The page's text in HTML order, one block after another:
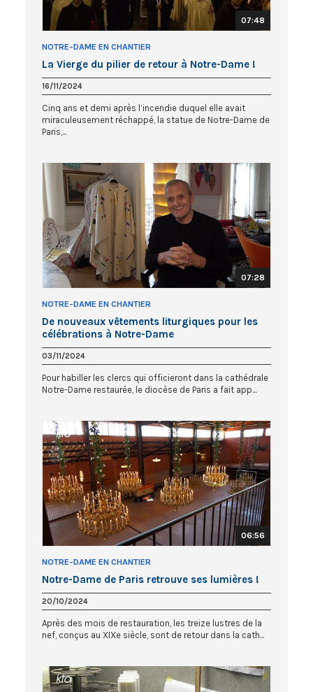
07:48
NOTRE-DAME EN CHANTIER
La Vierge du pilier de retour à Notre-Dame !
16/11/2024
Cinq ans et demi après l’incendie duquel elle avait
miraculeusement réchappé, la statue de Notre-Dame de
Paris,...
07:28
NOTRE-DAME EN CHANTIER
De nouveaux vêtements liturgiques pour les
célébrations à Notre-Dame
03/11/2024
Pour habiller les clercs qui officieront dans la cathédrale
Notre-Dame restaurée, le diocèse de Paris a fait app...
06:56
NOTRE-DAME EN CHANTIER
Notre-Dame de Paris retrouve ses lumières !
20/10/2024
Après des mois de restauration, les treize lustres de la
nef, conçus au XIXe siècle, sont de retour dans la cath...